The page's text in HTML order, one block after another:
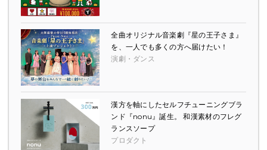
全曲オリジナル音楽劇『星の王子さま』
を、一人でも多くの方へ届けたい！
演劇・ダンス
漢方を軸にしたセルフチューニングブラ
ンド『nonu』誕生。 和漢素材のフレグ
ランスソープ
プロダクト